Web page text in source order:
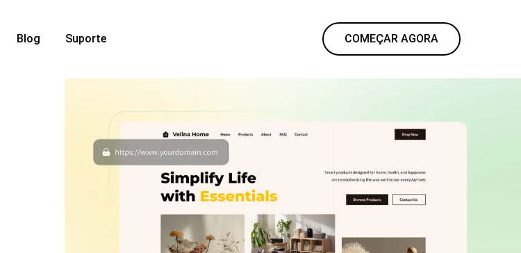
Blog Suporte COMEÇAR AGORA